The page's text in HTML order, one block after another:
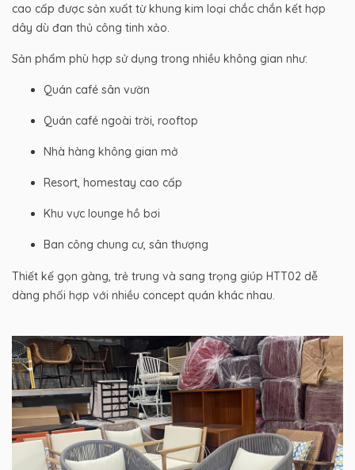
cao cấp được sản xuất từ khung kim loại chắc chắn kết hợp
dây dù đan thủ công tinh xảo.
Sản phẩm phù hợp sử dụng trong nhiều không gian như:
Quán café sân vườn
Quán café ngoài trời, rooftop
Nhà hàng không gian mở
Resort, homestay cao cấp
Khu vực lounge hồ bơi
Ban công chung cư, sân thượng
Thiết kế gọn gàng, trẻ trung và sang trọng giúp HTT02 dễ
dàng phối hợp với nhiều concept quán khác nhau.